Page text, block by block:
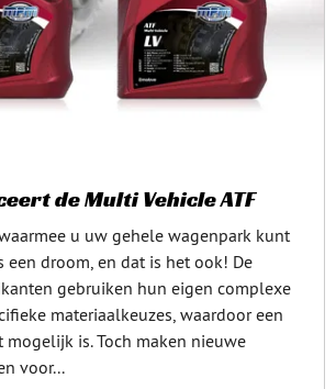
de Multi Vehicle ATF
u uw gehele wagenpark kunt
droom, en dat is het ook! De
gebruiken hun eigen complexe
materiaalkeuzes, waardoor een
mogelijk is. Toch maken nieuwe
voor...